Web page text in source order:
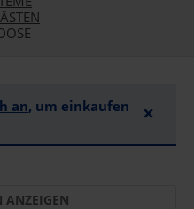
an, um einkaufen
×